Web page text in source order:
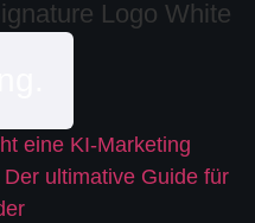
eine KI-Marketing
ultimative Guide für